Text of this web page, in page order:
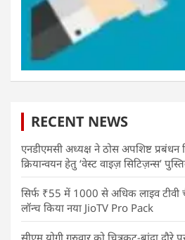
RECENT NEWS
एनडीएमसी अध्यक्ष ने ठोस अपशिष्ट
क्रियान्वयन हेतु ‘वेस्ट वाइज़ सिटिज़न्स’
सिर्फ ₹55 में 1000 से अधिक लाइव टीवी
लॉन्च किया नया JioTV Pro Pack
सीएम योगी गुरुवार को चित्रकूट-बांदा